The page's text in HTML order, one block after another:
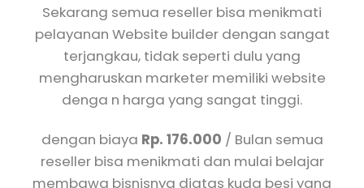
Sekarang semua reseller bisa menikmati
pelayanan Website builder dengan sangat
terjangkau, tidak seperti dulu yang
mengharuskan marketer memiliki website
denga n harga yang sangat tinggi.
dengan biaya Rp. 176.000 / Bulan semua
reseller bisa menikmati dan mulai belajar
membawa bisnisnya diatas kuda besi yang